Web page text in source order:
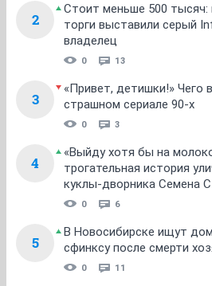
2
Стоит меньше 500 тысяч:
торги выставили серый
владелец
0 13
3
«Привет, детишки!» Чего
страшном сериале 90-х
0 3
4
«Выйду хотя бы на
трогательная история
куклы-дворника Семена
0 6
5
В Новосибирске ищут
сфинксу после смерти
0 11